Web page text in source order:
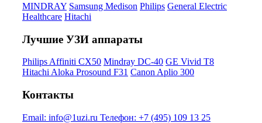
MINDRAY Samsung Medison Philips General Electric
Healthcare Hitachi
Лучшие УЗИ аппараты
Philips Affiniti CX50 Mindray DC-40 GE Vivid T8
Hitachi Aloka Prosound F31 Canon Aplio 300
Контакты
Email: info@1uzi.ru Телефон: +7 (495) 109 13 25